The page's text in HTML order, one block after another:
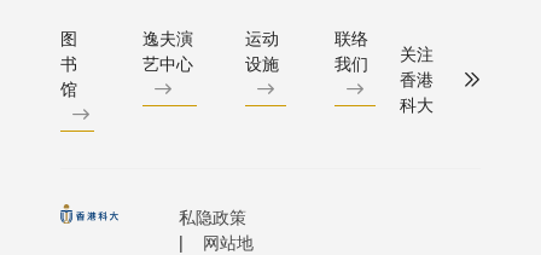
图
书
馆
逸夫演
艺中心
运动
设施
联络
我们
关注
香港
科大
私隐政策
网站地